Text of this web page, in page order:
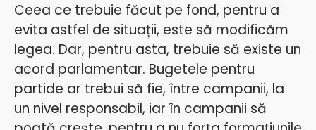
Ceea ce trebuie făcut pe fond, pentru a
evita astfel de situații, este să modificăm
legea. Dar, pentru asta, trebuie să existe un
acord parlamentar. Bugetele pentru
partide ar trebui să fie, între campanii, la
un nivel responsabil, iar în campanii să